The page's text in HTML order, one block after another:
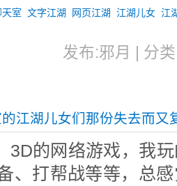
室 文字江湖 网页江湖 江湖儿女 江
发布:邪月 | 分
江湖儿女们那份失去而又
的网络游戏，我
、打帮战等等，总